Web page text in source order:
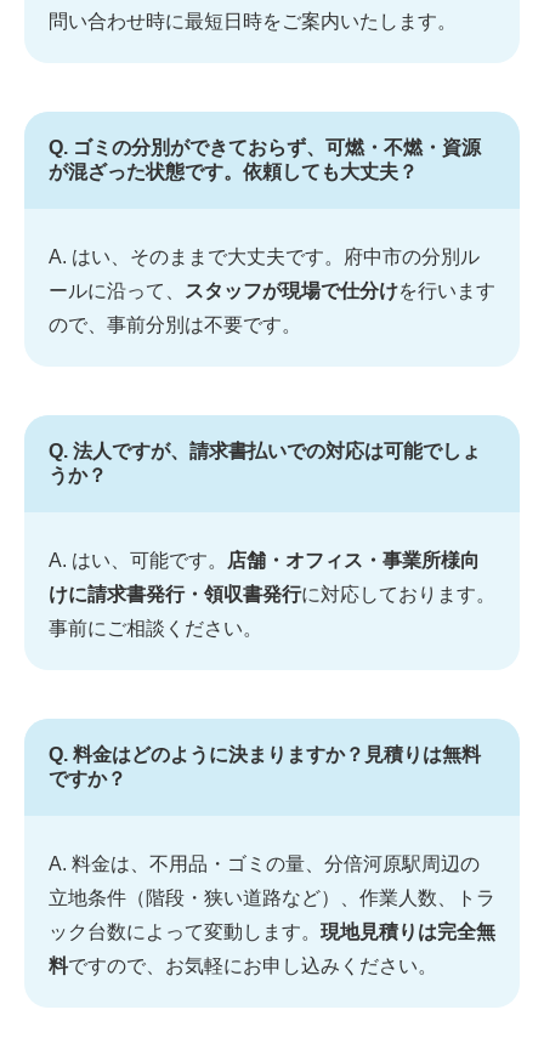
問い合わせ時に最短日時をご案内いたします。
Q. ゴミの分別ができておらず、可燃・不燃・資源
が混ざった状態です。依頼しても大丈夫？
A. はい、そのままで大丈夫です。府中市の分別ル
ールに沿って、
スタッフが現場で仕分けを行います
ので、事前分別は不要です。
Q. 法人ですが、請求書払いでの対応は可能でしょ
うか？
A. はい、可能です。
店舗・オフィス・事業所様向
けに請求書発行・領収書発行に対応しております。
事前にご相談ください。
Q. 料金はどのように決まりますか？見積りは無料
ですか？
A. 料金は、不用品・ゴミの量、分倍河原駅周辺の
立地条件（階段・狭い道路など）、作業人数、トラ
ック台数によって変動します。 現地見積りは完全無
料ですので、お気軽にお申し込みください。